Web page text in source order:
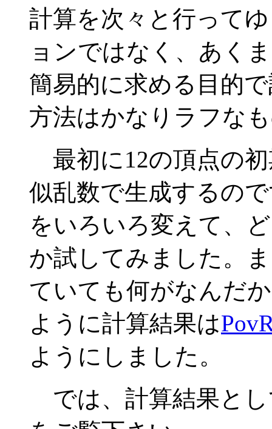
計算を次々と行って
ョンではなく、あく
簡易的に求める目的
方法はかなりラフな
最初に12の頂点の
似乱数で生成するの
をいろいろ変えて、
か試してみました。
ていても何がなんだ
ように計算結果は
ようにしました。
では、計算結果と